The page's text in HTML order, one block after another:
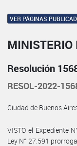
VER PÁGINAS
MINISTERIO
Resolución
RESOL-2022-
Ciudad de Buenos
VISTO el Expediente
Ley N° 27.591